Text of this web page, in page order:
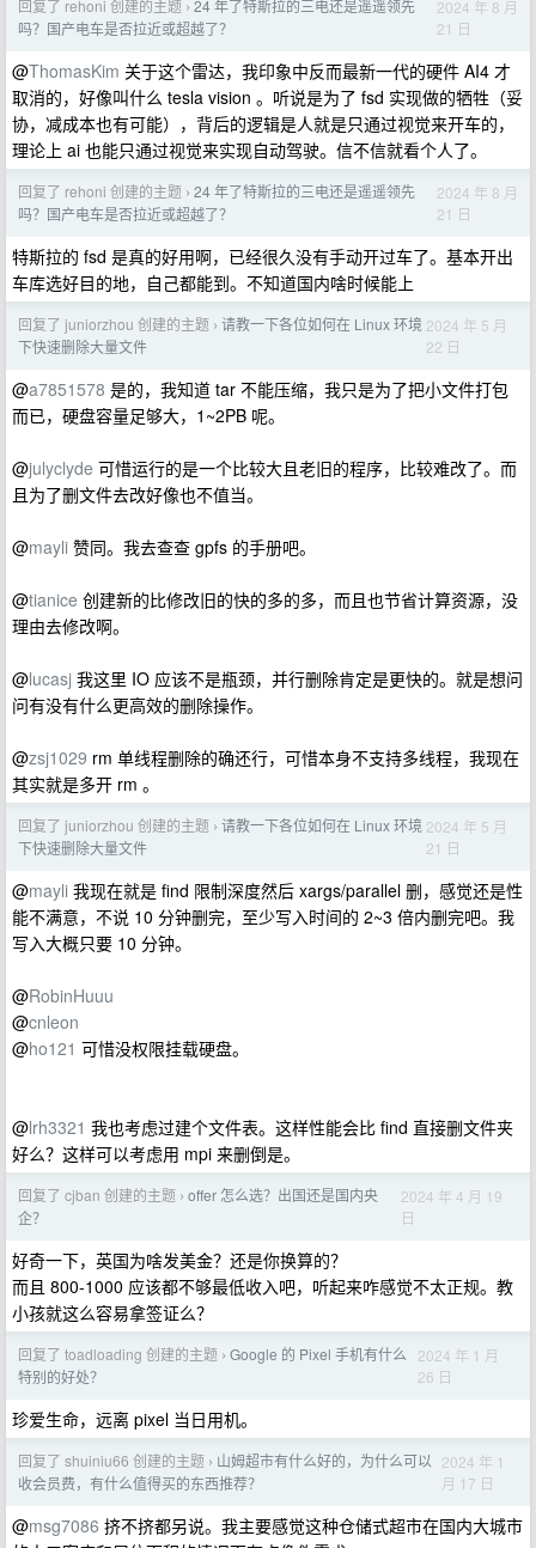
回复了 rehoni 创建的主题 › 24 年了特斯拉的三电还是遥遥领先
吗？国产电车是否拉近或超越了？
2024 年 8 月
21 日
@ThomasKim 关于这个雷达，我印象中反而最新一代的硬件 AI4 才
取消的，好像叫什么 tesla vision 。听说是为了 fsd 实现做的牺牲（妥
协，减成本也有可能），背后的逻辑是人就是只通过视觉来开车的，
理论上 ai 也能只通过视觉来实现自动驾驶。信不信就看个人了。
回复了 rehoni 创建的主题 › 24 年了特斯拉的三电还是遥遥领先
吗？国产电车是否拉近或超越了？
2024 年 8 月
21 日
特斯拉的 fsd 是真的好用啊，已经很久没有手动开过车了。基本开出
车库选好目的地，自己都能到。不知道国内啥时候能上
回复了 juniorzhou 创建的主题 › 请教一下各位如何在 Linux 环境
下快速删除大量文件
2024 年 5 月
22 日
@a7851578 是的，我知道 tar 不能压缩，我只是为了把小文件打包
而已，硬盘容量足够大，1~2PB 呢。
@julyclyde 可惜运行的是一个比较大且老旧的程序，比较难改了。而
且为了删文件去改好像也不值当。
@mayli 赞同。我去查查 gpfs 的手册吧。
@tianice 创建新的比修改旧的快的多的多，而且也节省计算资源，没
理由去修改啊。
@lucasj 我这里 IO 应该不是瓶颈，并行删除肯定是更快的。就是想问
问有没有什么更高效的删除操作。
@zsj1029 rm 单线程删除的确还行，可惜本身不支持多线程，我现在
其实就是多开 rm 。
回复了 juniorzhou 创建的主题 › 请教一下各位如何在 Linux 环境
下快速删除大量文件
2024 年 5 月
21 日
@mayli 我现在就是 find 限制深度然后 xargs/parallel 删，感觉还是性
能不满意，不说 10 分钟删完，至少写入时间的 2~3 倍内删完吧。我
写入大概只要 10 分钟。
@RobinHuuu
@cnleon
@ho121 可惜没权限挂载硬盘。
@lrh3321 我也考虑过建个文件表。这样性能会比 find 直接删文件夹
好么？这样可以考虑用 mpi 来删倒是。
回复了 cjban 创建的主题 › offer 怎么选？出国还是国内央
企？
2024 年 4 月 19
日
好奇一下，英国为啥发美金？还是你换算的？
而且 800-1000 应该都不够最低收入吧，听起来咋感觉不太正规。教
小孩就这么容易拿签证么？
回复了 toadloading 创建的主题 › Google 的 Pixel 手机有什么
特别的好处？
2024 年 1 月
26 日
珍爱生命，远离 pixel 当日用机。
回复了 shuiniu66 创建的主题 › 山姆超市有什么好的，为什么可以
收会员费，有什么值得买的东西推荐？
2024 年 1
月 17 日
@msg7086 挤不挤都另说。我主要感觉这种仓储式超市在国内大城市